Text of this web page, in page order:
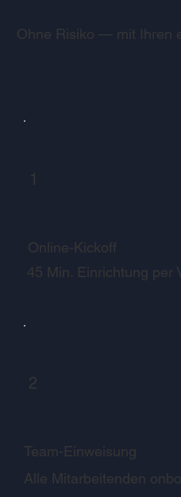
Ohne Risiko — mit Ihren
2
Team-Einweisung
Alle Mitarbeitenden
1
Online-Kickoff
45 Min. Einrichtung per